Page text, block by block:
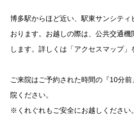
博多駅からほど近い、駅東サンシティ
おります。お越しの際は、公共交通
します。詳しくは「アクセスマップ」
ご来院はご予約された時間の『10分
院ください。
※くれぐれもご安全にお越しください。